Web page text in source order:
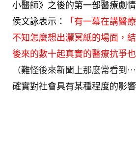
小醫師》之後的第一部醫療劇
侯文詠表示：
「有一幕在講醫
不知怎麼想出灑冥紙的場面，
後來的數十起真實的醫療抗爭
（難怪後來新聞上那麼常看到
確實對社會具有某種程度的影響